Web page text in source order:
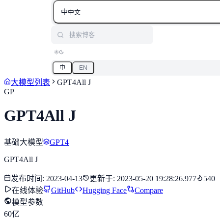
中中文
中 EN
大模型列表
GPT4All J
GP
GPT4All J
基础大模型 GPT4
GPT4All J
发布时间 : 2023-04-13 更新于: 2023-05-20 19:28:26.977
540
在线体验
GitHub Hugging Face
Compare
模型参数
60亿